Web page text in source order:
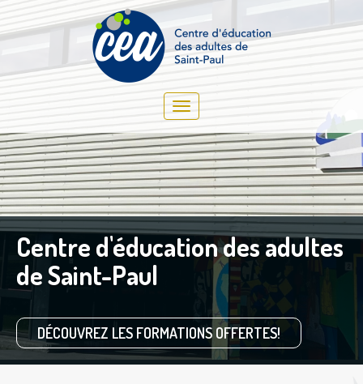
Tout pour la réussite!
S'INSCRIRE